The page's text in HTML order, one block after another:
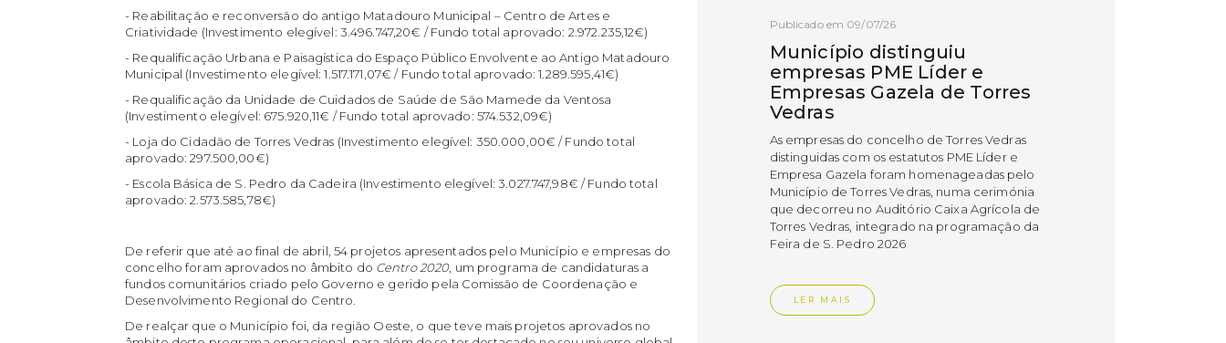
- Reabilitação e reconversão do antigo Matadouro Municipal – Centro de Artes e
Criatividade (Investimento elegível: 3.496.747,20€ / Fundo total aprovado: 2.972.235,12€)
- Requalificação Urbana e Paisagística do Espaço Público Envolvente ao Antigo Matadouro
Municipal (Investimento elegível: 1.517.171,07€ / Fundo total aprovado: 1.289.595,41€)
- Requalificação da Unidade de Cuidados de Saúde de São Mamede da Ventosa
(Investimento elegível: 675.920,11€ / Fundo total aprovado: 574.532,09€)
- Loja do Cidadão de Torres Vedras (Investimento elegível: 350.000,00€ / Fundo total
aprovado: 297.500,00€)
- Escola Básica de S. Pedro da Cadeira (Investimento elegível: 3.027.747,98€ / Fundo total
aprovado: 2.573.585,78€)
De referir que até ao final de abril, 54 projetos apresentados pelo Município e empresas do
concelho foram aprovados no âmbito do Centro 2020, um programa de candidaturas a
fundos comunitários criado pelo Governo e gerido pela Comissão de Coordenação e
Desenvolvimento Regional do Centro.
De realçar que o Município foi, da região Oeste, o que teve mais projetos aprovados no
Publicado em 09/07/26
Município distinguiu
empresas PME Líder e
Empresas Gazela de Torres
Vedras
As empresas do concelho de Torres Vedras
distinguidas com os estatutos PME Líder e
Empresa Gazela foram homenageadas pelo
Município de Torres Vedras, numa cerimónia
que decorreu no Auditório Caixa Agrícola de
Torres Vedras, integrado na programação da
Feira de S. Pedro 2026
LER MAIS